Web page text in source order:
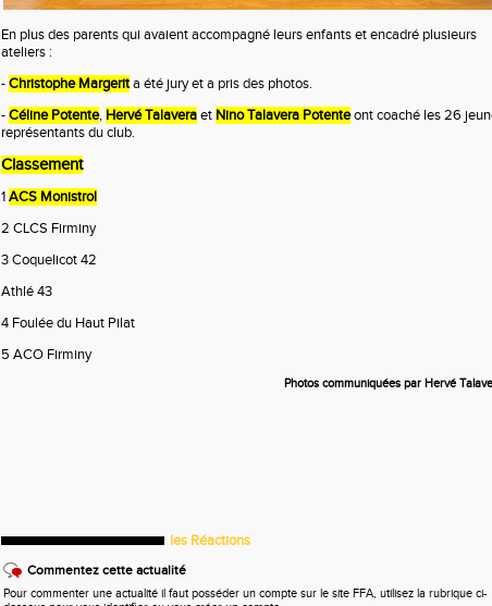
En plus des parents qui avaient accompagné leurs enfants et encadré plusieurs
ateliers :
-Christophe Margerita été jury et a pris des photos.
-Céline Potente, Hervé Talaveraet Nino Talavera Potenteont coaché les 26
représentants du club.
Classement
1ACS Monistrol
2 CLCS Firminy
3 Coquelicot 42
Athlé 43
4 Foulée du Haut Pilat
5 ACO Firminy
Photos communiquées par Hervé
les Réactions
Commentez cette actualité
Pour commenter une actualité il faut posséder un compte sur le site FFA, utilisez la rubrique ci-